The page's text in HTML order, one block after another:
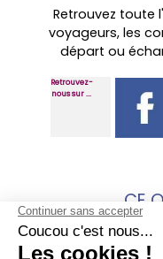
Retrouvez toute
voyageurs, les
départ ou
Retrouvez-
nous sur ...
CE